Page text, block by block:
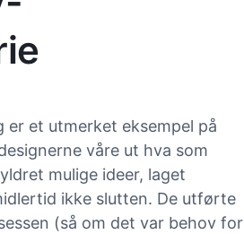
er et utmerket eksempel på
våre ut hva som
mulige ideer, laget
ikke slutten. De utførte
(så om det var behov for